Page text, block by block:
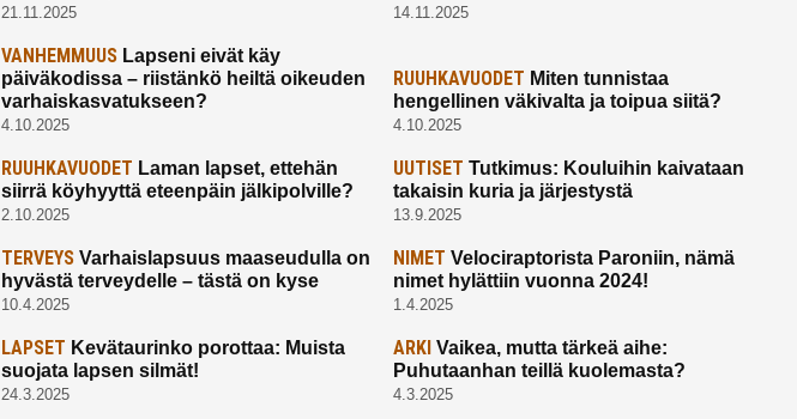
21.11.2025 14.11.2025
VANHEMMUUSLapseni eivät käy
päiväkodissa – riistänkö heiltä oikeuden
varhaiskasvatukseen?
4.10.2025
RUUHKAVUODET Miten tunnistaa
hengellinen väkivalta ja toipua siitä?
4.10.2025
RUUHKAVUODET Laman lapset, ettehän
siirrä köyhyyttä eteenpäin jälkipolville?
2.10.2025
UUTISET Tutkimus: Kouluihin kaivataan
takaisin kuria ja järjestystä
13.9.2025
TERVEYSVarhaislapsuus maaseudulla on
hyvästä terveydelle – tästä on kyse
10.4.2025
NIMET Velociraptorista Paroniin, nämä
nimet hylättiin vuonna 2024!
1.4.2025
LAPSET Kevätaurinko porottaa: Muista
suojata lapsen silmät!
24.3.2025
ARKI Vaikea, mutta tärkeä aihe:
Puhutaanhan teillä kuolemasta?
4.3.2025